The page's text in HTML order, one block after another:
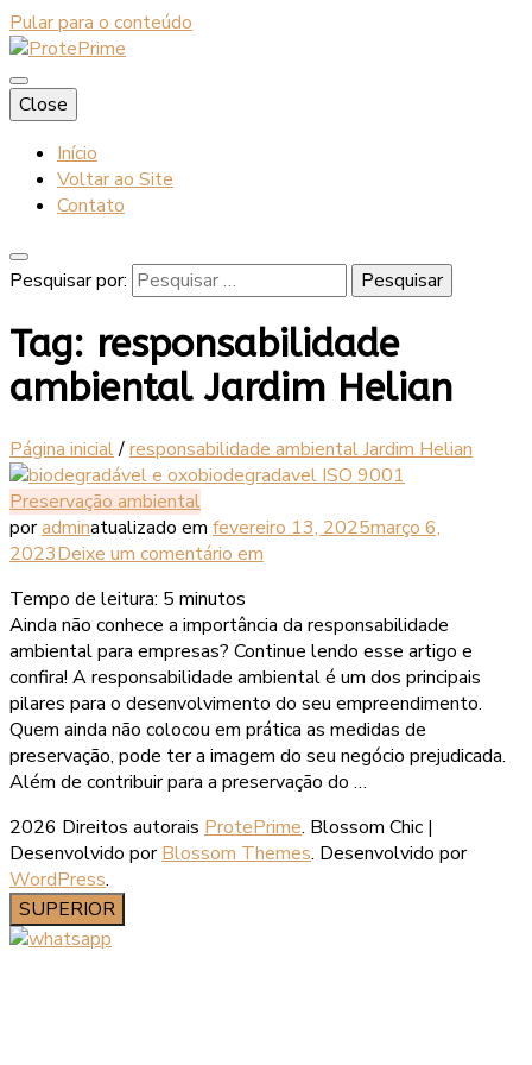
Pular para o conteúdo
ProtePrime
Blog
Close
Início
Voltar ao Site
Contato
Pesquisar por:
Tag: responsabilidade
ambiental Jardim Helian
Página inicial/responsabilidade ambiental Jardim Helian
Preservação ambiental
poradminatualizado em fevereiro 13, 2025março 6,
2023Deixe um comentário em
Tempo de leitura: 5 minutos
Ainda não conhece a importância da responsabilidade
ambiental para empresas? Continue lendo esse artigo e
confira! A responsabilidade ambiental é um dos principais
pilares para o desenvolvimento do seu empreendimento.
Quem ainda não colocou em prática as medidas de
preservação, pode ter a imagem do seu negócio prejudicada.
Além de contribuir para a preservação do …
2026 Direitos autorais ProtePrime. Blossom Chic |
Desenvolvido porBlossom Themes. Desenvolvido por
WordPress.
SUPERIOR